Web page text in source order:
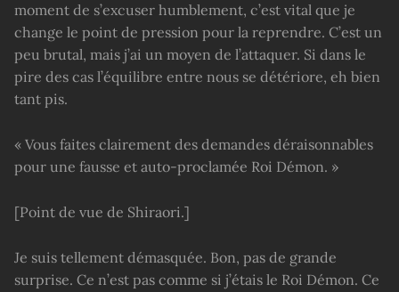
moment de s’excuser humblement, c’est vital que je
change le point de pression pour la reprendre. C’est un
peu brutal, mais j’ai un moyen de l’attaquer. Si dans le
pire des cas l’équilibre entre nous se détériore, eh bien
tant pis.
« Vous faites clairement des demandes déraisonnables
pour une fausse et auto-proclamée Roi Démon. »
[Point de vue de Shiraori.]
Je suis tellement démasquée. Bon, pas de grande
surprise. Ce n’est pas comme si j’étais le Roi Démon. Ce